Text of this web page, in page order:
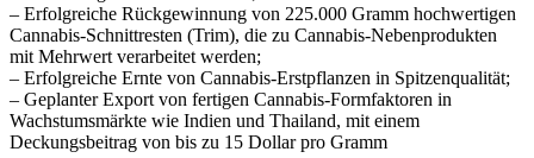
– Erfolgreiche Rückgewinnung von 225.000 Gramm hochwertigen
Cannabis-Schnittresten (Trim), die zu Cannabis-Nebenprodukten
mit Mehrwert verarbeitet werden;
– Erfolgreiche Ernte von Cannabis-Erstpflanzen in Spitzenqualität;
– Geplanter Export von fertigen Cannabis-Formfaktoren in
Wachstumsmärkte wie Indien und Thailand, mit einem
Deckungsbeitrag von bis zu 15 Dollar pro Gramm